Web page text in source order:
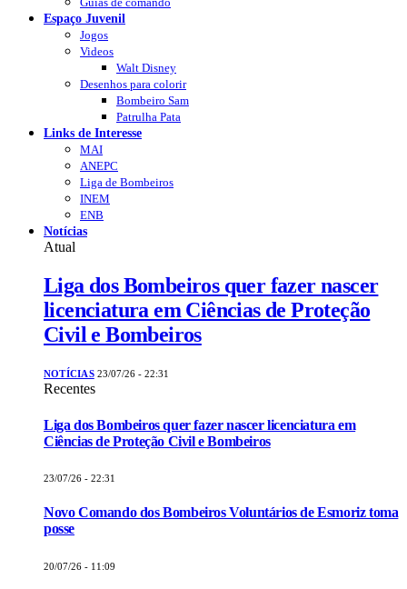
Espaço Juvenil
Jogos
Videos
Walt Disney
Desenhos para colorir
Bombeiro Sam
Patrulha Pata
Links de Interesse
MAI
ANEPC
Liga de Bombeiros
INEM
ENB
Notícias
Atual
Liga dos Bombeiros quer fazer nascer
licenciatura em Ciências de Proteção
Civil e Bombeiros
NOTÍCIAS 23/07/26 - 22:31
Recentes
Liga dos Bombeiros quer fazer nascer licenciatura em
Ciências de Proteção Civil e Bombeiros
23/07/26 - 22:31
Novo Comando dos Bombeiros Voluntários de Esmoriz toma
posse
20/07/26 - 11:09